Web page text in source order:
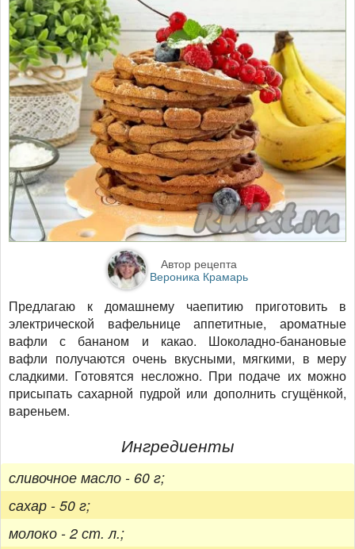
Автор рецепта
Вероника Крамарь
Предлагаю к домашнему чаепитию приготовить в
электрической вафельнице аппетитные, ароматные
вафли с бананом и какао. Шоколадно-банановые
вафли получаются очень вкусными, мягкими, в меру
сладкими. Готовятся несложно. При подаче их можно
присыпать сахарной пудрой или дополнить сгущёнкой,
вареньем.
Ингредиенты
сливочное масло - 60 г;
сахар - 50 г;
молоко - 2 ст. л.;